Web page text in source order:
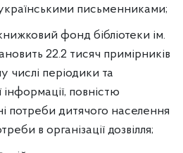
українськими письменниками;
фонд бібліотеки ім.
22.2 тисяч примірників
числі періодики та
інформації, повністю
потреби дитячого населення
в організації дозвілля;